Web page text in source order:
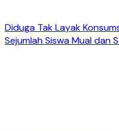
Diduga Tak Layak
Sejumlah Siswa Mual dan